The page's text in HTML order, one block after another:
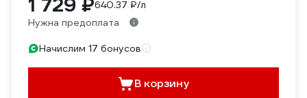
640.37 ₽/л
Нужна предоплата
Начислим 17 бонусов
В корзину